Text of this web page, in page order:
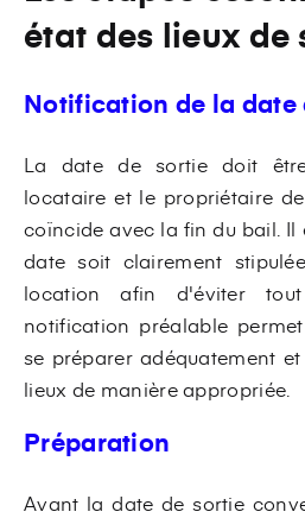
état des lieux de
Notification de la date
La date de sortie doit
locataire et le propriétaire
coïncide avec la fin du bail. Il
date soit clairement
location afin d'éviter tout
notification préalable
se préparer adéquatement
lieux de manière appropriée.
Préparation
Avant la date de sortie